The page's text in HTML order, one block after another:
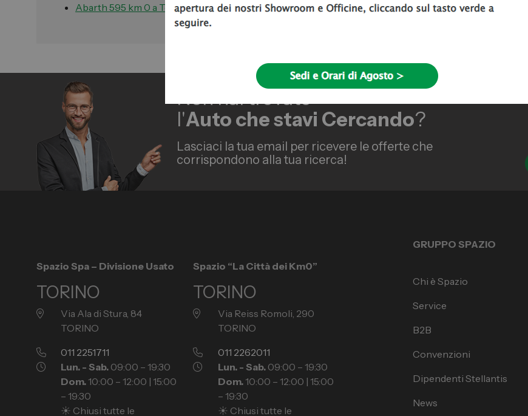
Abarth 595 km 0 a Torino
Non hai trovato
l'Auto che stavi Cercando?
Lasciaci la tua email per ricevere le offerte che
corrispondono alla tua ricerca!
Spazio Spa – Divisione Usato
TORINO
Via Ala di Stura, 84
TORINO
011 2251711
Lun. - Sab. 09:00 – 19:30
Dom.10:00 – 12:00 | 15:00
– 19:30
☀️ Chiusi tutte le
Spazio “La Città dei Km0”
TORINO
Via Reiss Romoli, 290
TORINO
011 2262011
Lun. - Sab.09:00 – 19:30
Dom.10:00 – 12:00 | 15:00
– 19:30
☀️ Chiusi tutte le
GRUPPO SPAZIO
Chi è Spazio
Service
B2B
Convenzioni
Dipendenti Stellantis
News